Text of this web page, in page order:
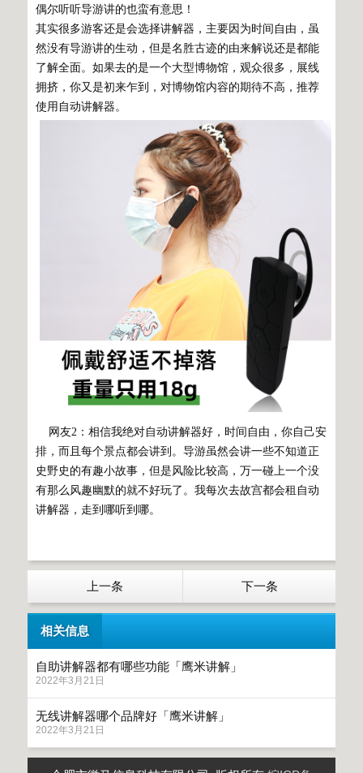
偶尔听听导游讲的也蛮有意思！
其实很多游客还是会选择讲解器，主要因为时间自由，虽
然没有导游讲的生动，但是名胜古迹的由来解说还是都能
了解全面。如果去的是一个大型博物馆，观众很多，展线
拥挤，你又是初来乍到，对博物馆内容的期待不高，推荐
使用自动讲解器。
网友2：相信我绝对自动讲解器好，时间自由，你自己安
排，而且每个景点都会讲到。导游虽然会讲一些不知道正
史野史的有趣小故事，但是风险比较高，万一碰上一个没
有那么风趣幽默的就不好玩了。我每次去故宫都会租自动
讲解器，走到哪听到哪。
上一条 下一条
相关信息
自助讲解器都有哪些功能「鹰米讲解」
2022年3月21日
无线讲解器哪个品牌好「鹰米讲解」
2022年3月21日